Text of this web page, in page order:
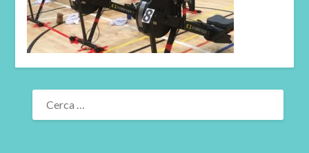
RICERCA
PER: